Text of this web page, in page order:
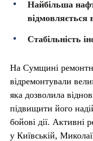
Найбільша
відмовляється
Стабільність
На Сумщині
відремонтували
яка дозволила
підвищити його
бойові дії. Активні
у Київській,